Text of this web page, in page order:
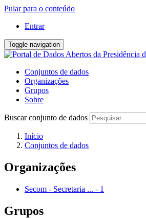
Pular para o conteúdo
Entrar
Toggle navigation
Conjuntos de dados
Organizações
Grupos
Sobre
Buscar conjunto de dados
Início
Conjuntos de dados
Organizações
Secom - Secretaria ... - 1
Grupos